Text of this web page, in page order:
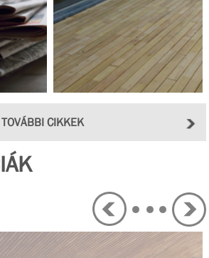
TOVÁBBI CIKKEK